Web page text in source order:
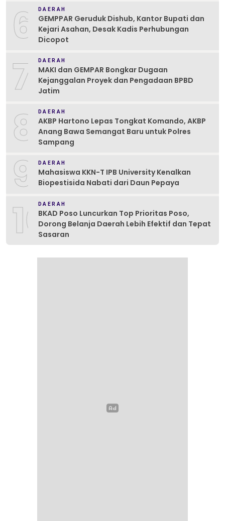
6 DAERAH
GEMPPAR Geruduk Dishub, Kantor Bupati dan
Kejari Asahan, Desak Kadis Perhubungan
Dicopot
7 DAERAH
MAKI dan GEMPAR Bongkar Dugaan
Kejanggalan Proyek dan Pengadaan BPBD
Jatim
8 DAERAH
AKBP Hartono Lepas Tongkat Komando, AKBP
Anang Bawa Semangat Baru untuk Polres
Sampang
9 DAERAH
Mahasiswa KKN-T IPB University Kenalkan
Biopestisida Nabati dari Daun Pepaya
10DAERAH
BKAD Poso Luncurkan Top Prioritas Poso,
Dorong Belanja Daerah Lebih Efektif dan Tepat
Sasaran